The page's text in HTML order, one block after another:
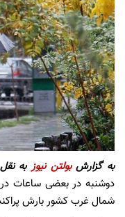
به گزارشبولتن نیوزبه
دوشنبه در بعضی ساعات
شمال غرب کشور بارش